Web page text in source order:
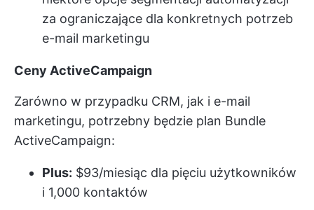
za ograniczające dla konkretnych potrzeb
e-mail marketingu
Ceny ActiveCampaign
Zarówno w przypadku CRM, jak i e-mail
marketingu, potrzebny będzie plan Bundle
ActiveCampaign:
Plus: $93/miesiąc dla pięciu użytkowników
i 1,000 kontaktów